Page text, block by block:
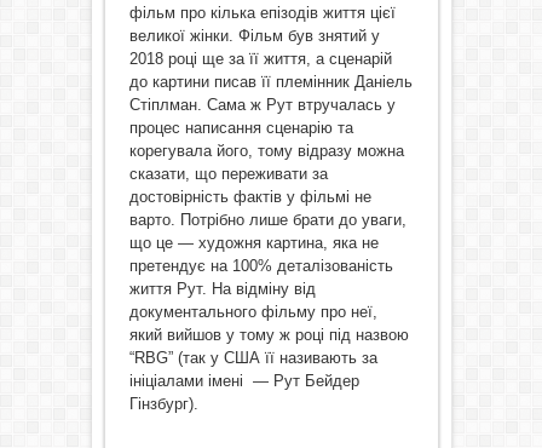
фільм про кілька епізодів життя цієї
великої жінки. Фільм був знятий у
2018 році ще за її життя, а сценарій
до картини писав її племінник Даніель
Стіплман. Сама ж Рут втручалась у
процес написання сценарію та
корегувала його, тому відразу можна
сказати, що переживати за
достовірність фактів у фільмі не
варто. Потрібно лише брати до уваги,
що це — художня картина, яка не
претендує на 100% деталізованість
життя Рут. На відміну від
документального фільму про неї,
який вийшов у тому ж році під назвою
“RBG” (так у США її називають за
ініціалами імені — Рут Бейдер
Гінзбург).